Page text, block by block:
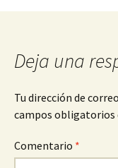
Deja una
Tu dirección de
campos obligatorios
Comentario *